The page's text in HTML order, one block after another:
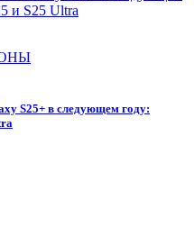
S25+ в следующем году: